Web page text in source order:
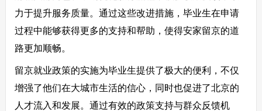
力于提升服务质量。通过这些改进措施，毕业生在申请
过程中能够获得更多的支持和帮助，使得安家留京的道
路更加顺畅。
留京就业政策的实施为毕业生提供了极大的便利，不仅
增强了他们在大城市生活的信心，同时也促进了北京的
人才流入和发展。通过有效的政策支持与群众反馈机